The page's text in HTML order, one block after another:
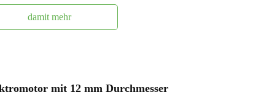
damit mehr
mit 12 mm Durchmesser